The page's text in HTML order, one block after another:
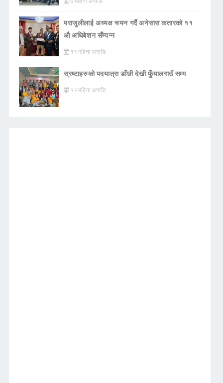
पराजुलीलाई अध्यक्ष चयन गर्दै अनेसास कतारको ११
औ अधिबेशन सँम्पन्न
११ महिना अगाडि
स्रष्टाहरुको पदयात्रा डाँछी देखी फुँयालगाउँ सम्म
१२ महिना अगाडि